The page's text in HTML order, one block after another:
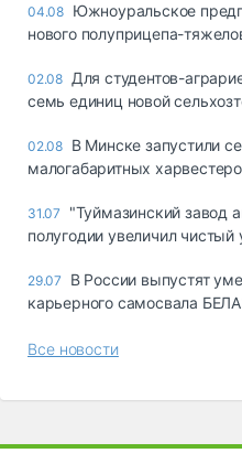
04.08 Южноуральское
нового полуприцепа-
02.08 Для студентов-
семь единиц новой
02.08 В Минске запустили
малогабаритных
31.07
"Туймазинский завод
полугодии увеличил чистый
29.07
В России выпустят
карьерного самосвала
Все новости